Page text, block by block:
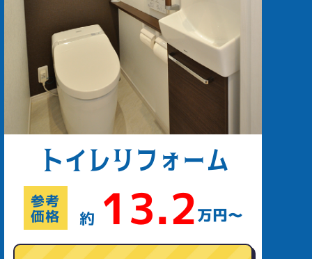
トイレリフォーム
参考
価格 約 13.2万円〜